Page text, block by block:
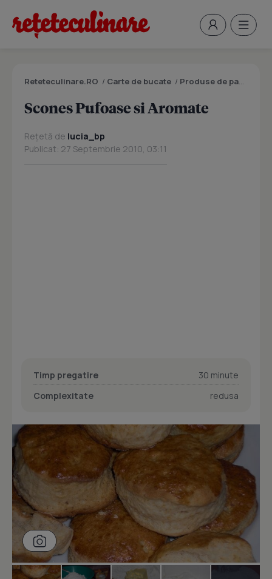
Reteteculinare.RO / Carte de bucate / Produse de panificatie si patiserie
Scones Pufoase si Aromate
Rețetă de lucia_bp
Publicat: 27 Septembrie 2010, 03:11
Timp pregatire
30 minute
Complexitate
redusa